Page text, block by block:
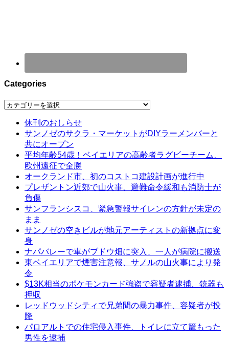
Categories
Categories
休刊のおしらせ
サンノゼのサクラ・マーケットがDIYラーメンバーと
共にオープン
平均年齢54歳！ベイエリアの高齢者ラグビーチーム、
欧州遠征で全勝
オークランド市、初のコストコ建設計画が進行中
プレザントン近郊で山火事、避難命令緩和も消防士が
負傷
サンフランシスコ、緊急警報サイレンの方針が未定の
まま
サンノゼの空きビルが地元アーティストの新拠点に変
身
ナパバレーで車がブドウ畑に突入、一人が病院に搬送
東ベイエリアで煙害注意報、サノルの山火事により発
令
$13K相当のポケモンカード強盗で容疑者逮捕、銃器も
押収
レッドウッドシティで兄弟間の暴力事件、容疑者が投
降
パロアルトでの住宅侵入事件、トイレに立て籠もった
男性を逮捕